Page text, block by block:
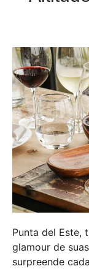
Punta del Este,
glamour de
surpreende